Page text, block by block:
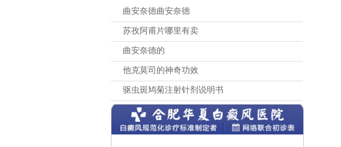
曲安奈德曲安奈德
苏孜阿甫片哪里有卖
曲安奈德的
他克莫司的神奇功效
驱虫斑鸠菊注射针剂说明书